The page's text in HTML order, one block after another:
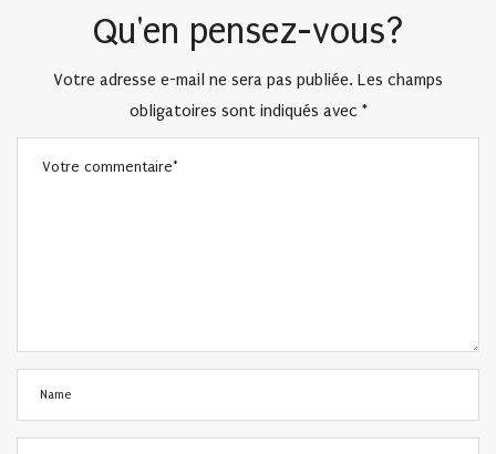
Qu'en pensez-vous?
Votre adresse e-mail ne sera pas publiée. Les champs
obligatoires sont indiqués avec *